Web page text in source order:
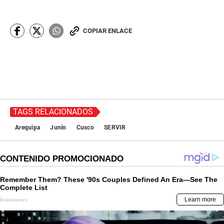
COPIAR ENLACE
TAGS RELACIONADOS
Arequipa Junín Cusco SERVIR